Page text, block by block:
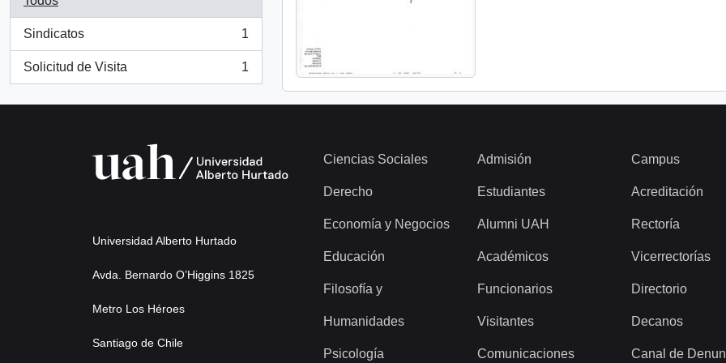
Sindicatos
, 1 resultados
1
Solicitud de Visita
, 1 resultados
1
Universidad Alberto Hurtado
Avda. Bernardo O’Higgins 1825
Metro Los Héroes
Santiago de Chile
Ciencias Sociales
Derecho
Economía y Negocios
Educación
Filosofía y
Humanidades
Psicología
Admisión
Estudiantes
Alumni UAH
Académicos
Funcionarios
Visitantes
Comunicaciones
Campus
Acreditación
Rectoría
Vicerrectorías
Directorio
Decanos
Canal de